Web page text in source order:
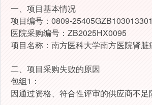
一、项目基本情况
项目编号：0809-25405GZB103013301
医院采购编号：ZB2025HX0095
项目名称：南方医科大学南方医院肾
二、 项目采购失败的原因
包组1：
因通过资格、符合性评审的供应商不